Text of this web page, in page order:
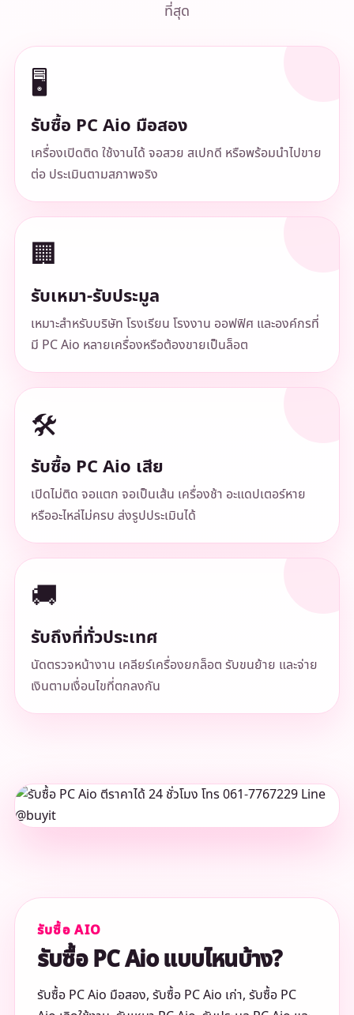
ที่สุด
🖥️
รับซื้อ PC Aio มือสอง
เครื่องเปิดติด ใช้งานได้ จอสวย สเปกดี หรือพร้อมนำไปขาย
ต่อ ประเมินตามสภาพจริง
🏢
รับเหมา-รับประมูล
เหมาะสำหรับบริษัท โรงเรียน โรงงาน ออฟฟิศ และองค์กรที่
มี PC Aio หลายเครื่องหรือต้องขายเป็นล็อต
🛠️
รับซื้อ PC Aio เสีย
เปิดไม่ติด จอแตก จอเป็นเส้น เครื่องช้า อะแดปเตอร์หาย
หรืออะไหล่ไม่ครบ ส่งรูปประเมินได้
🚚
รับถึงที่ทั่วประเทศ
นัดตรวจหน้างาน เคลียร์เครื่องยกล็อต รับขนย้าย และจ่าย
เงินตามเงื่อนไขที่ตกลงกัน
รับซื้อ AIO
รับซื้อ PC Aio แบบไหนบ้าง?
รับซื้อ PC Aio มือสอง, รับซื้อ PC Aio เก่า, รับซื้อ PC